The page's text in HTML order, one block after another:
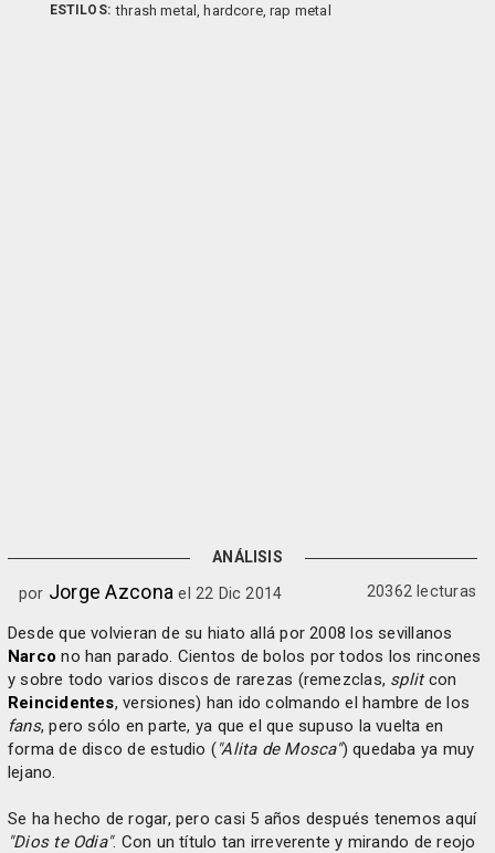
ESTILOS: thrash metal, hardcore, rap metal
ANÁLISIS
por Jorge Azcona el 22 Dic 2014 20362 lecturas
Desde que volvieran de su hiato allá por 2008 los sevillanos
Narco no han parado. Cientos de bolos por todos los rincones
y sobre todo varios discos de rarezas (remezclas, splitcon
Reincidentes, versiones) han ido colmando el hambre de los
fans, pero sólo en parte, ya que el que supuso la vuelta en
forma de disco de estudio ("Alita de Mosca") quedaba ya muy
lejano.
Se ha hecho de rogar, pero casi 5 años después tenemos aquí
"Dios te Odia". Con un título tan irreverente y mirando de reojo